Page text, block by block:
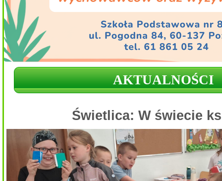
AKTUALNOŚCI
Świetlica: W świecie